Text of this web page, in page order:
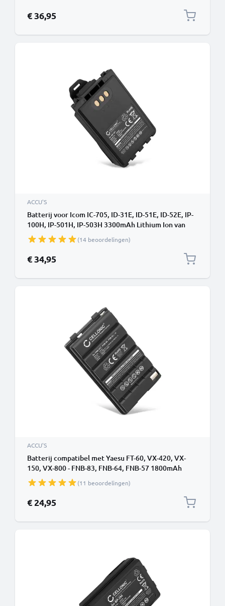
€ 36,95
ACCU'S
Batterij voor Icom IC-705, ID-31E, ID-51E, ID-52E, IP-
100H, IP-501H, IP-503H 3300mAh Lithium Ion van
CELLONIC
(14 beoordelingen)
€ 34,95
ACCU'S
Batterij compatibel met Yaesu FT-60, VX-420, VX-
150, VX-800 - FNB-83, FNB-64, FNB-57 1800mAh
vervangende accu reservebatterij extra energie
(11 beoordelingen)
€ 24,95